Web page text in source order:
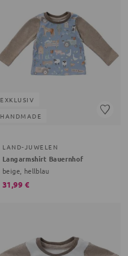
EXKLUSIV
HANDMADE
LAND-JUWELEN
Langarmshirt Bauernhof
beige, hellblau
31,99 €